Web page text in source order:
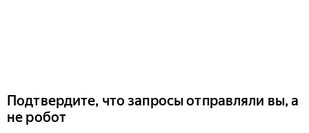
Подтвердите, что запросы отправляли вы, а
не робот